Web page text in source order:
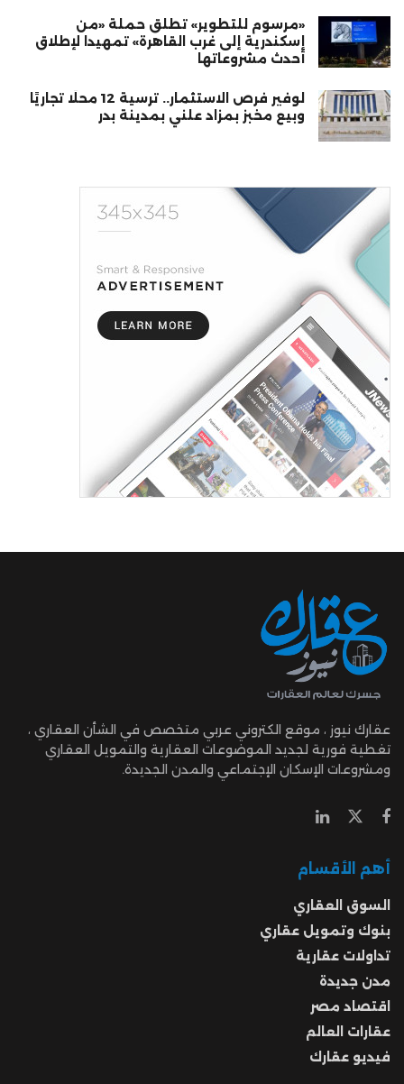
«مرسوم للتطوير» تطلق حملة «من
إسكندرية إلى غرب القاهرة» تمهيدا لإطلاق
أحدث مشروعاتها
لوفير فرص الاستثمار.. ترسية 12 محلًا تجاريًا
وبيع مخبز بمزاد علني بمدينة بدر
عقارك نيوز ، موقع الكتروني عربي متخصص في الشأن العقاري ،
تغطية فورية لجديد الموضوعات العقارية والتمويل العقاري
ومشروعات الإسكان الإجتماعي والمدن الجديدة.
أهم الأقسام
السوق العقاري
بنوك وتمويل عقاري
تداولات عقارية
مدن جديدة
اقتصاد مصر
عقارات العالم
فيديو عقارك